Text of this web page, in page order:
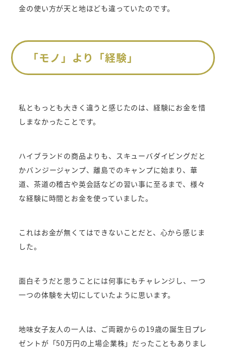
金の使い方が天と地ほども違っていたのです。
「モノ」より「経験」
私ともっとも大きく違うと感じたのは、経験にお金を惜
しまなかったことです。
ハイブランドの商品よりも、スキューバダイビングだと
かバンジージャンプ、離島でのキャンプに始まり、華
道、茶道の稽古や英会話などの習い事に至るまで、様々
な経験に時間とお金を使っていました。
これはお金が無くてはできないことだと、心から感じま
した。
面白そうだと思うことには何事にもチャレンジし、一つ
一つの体験を大切にしていたように思います。
地味女子友人の一人は、ご両親からの19歳の誕生日プレ
ゼントが「50万円の上場企業株」だったこともありまし